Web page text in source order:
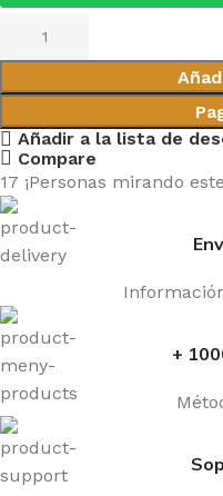
Añadir a la lista de
Compare
17 ¡Personas mirando
+